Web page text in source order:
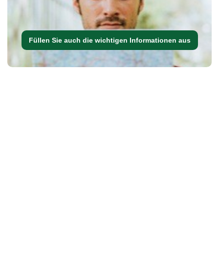
Füllen Sie auch die wichtigen Informationen aus